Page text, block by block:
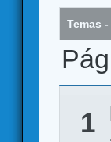
Temas
1